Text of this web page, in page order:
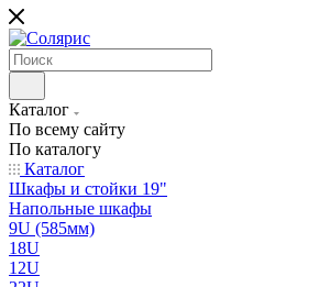
Каталог
По всему сайту
По каталогу
Каталог
Шкафы и стойки 19"
Напольные шкафы
9U (585мм)
18U
12U